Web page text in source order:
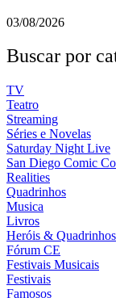
03/08/2026
Buscar por
TV
Teatro
Streaming
Séries e Novelas
Saturday Night Live
San Diego Comic
Realities
Quadrinhos
Musica
Livros
Heróis & Quadrinhos
Fórum CE
Festivais Musicais
Festivais
Famosos